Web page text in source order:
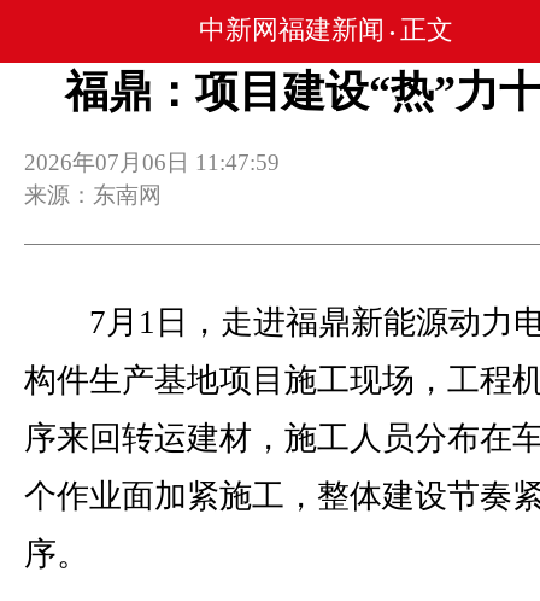
中新网福建新闻 • 正文
福鼎：项目建设“热”力
2026年07月06日 11:47:59
来源：东南网
7月1日，走进福鼎新能源动力
构件生产基地项目施工现场，工程
序来回转运建材，施工人员分布在
个作业面加紧施工，整体建设节奏
序。